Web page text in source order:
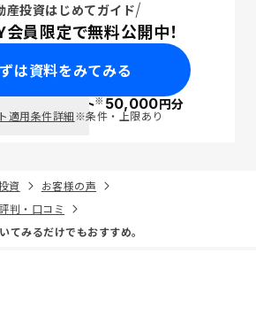
産投資はじめてガイド
員限定で無料公開中！
は資料をみてみる
ポイント※50,000円分
適用条件詳細※条件・上限あり
資
お客様の声
判・口コミ
てみるだけでもおすすめ。